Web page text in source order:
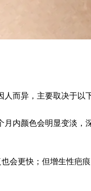
而异，主要取决于以
月内颜色会明显变淡
会更快；但增生性疤